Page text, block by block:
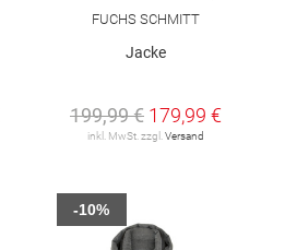
FUCHS SCHMITT
Jacke
199,99 € 179,99 €
inkl. MwSt. zzgl.Versand
-10%